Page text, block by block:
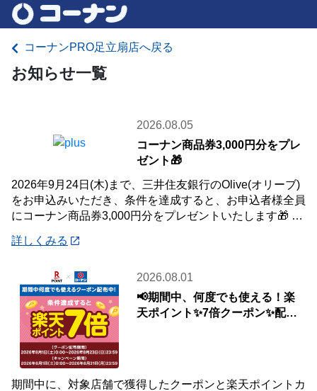
コーナンPRO足立扇店へ戻る
お知らせ一覧
2026.08.05
コーナン商品券3,000円分をプレ
ゼント🎁
2026年9月24日(木)まで、三井住友銀行のOlive(オリーブ)
をお申込みいただき、条件を達成すると、お申込者様全員
にコーナン商品券3,000円分をプレゼントいたします🎁 詳
詳しくみる
2026.08.01
📢期間中、何度でも使える！楽
天ポイント✨7倍クーポン✨配布
期間中に、対象店舗で獲得したクーポンと楽天ポイントカ